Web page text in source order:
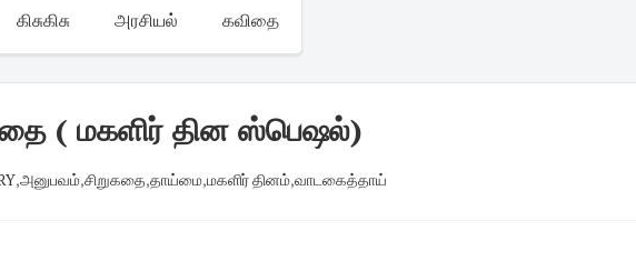
கிசுகிசு அரசியல் கவிதை
( மகளிர் தின ஸ்பெஷல்)
,அனுபவம்,சிறுகதை,தாய்மை,மகளிர் தினம்,வாடகைத்தாய்